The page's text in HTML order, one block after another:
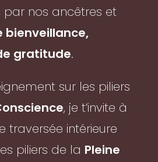
par nos ancêtres et
bienveillance,
gratitude.
sur les piliers
, je t’invite à
traversée intérieure
piliers de la Pleine